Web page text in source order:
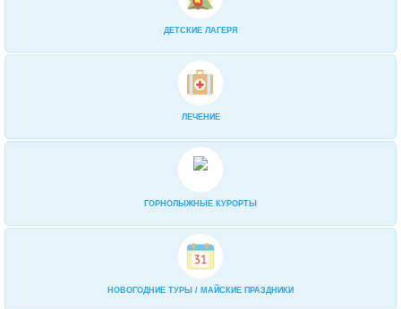
ДЕТСКИЕ ЛАГЕРЯ
ЛЕЧЕНИЕ
ГОРНОЛЫЖНЫЕ КУРОРТЫ
НОВОГОДНИЕ ТУРЫ / МАЙСКИЕ ПРАЗДНИКИ